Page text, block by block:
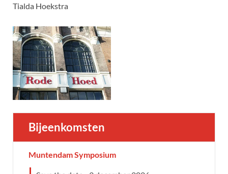
Bijeenkomsten
Muntendam Symposium
Tialda Hoekstra